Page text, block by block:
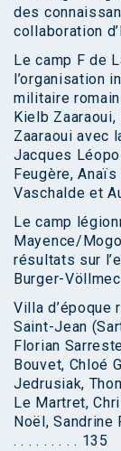
des
collaboration
Le camp F de
l’organisation
militaire
Kielb
Zaaraoui avec
Jacques
Feugère,
Vaschalde et
Le camp
Mayence/
résultats sur
Burger-
Villa d’époque
Saint-Jean
Florian
Bouvet, Chloé
Jedrusiak,
Le Martret,
Noël,
. . . . . . . . . 135